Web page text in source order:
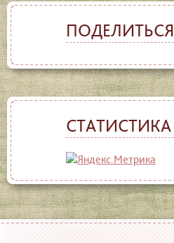
ПОДЕЛИТЬСЯ
СТАТИСТИКА